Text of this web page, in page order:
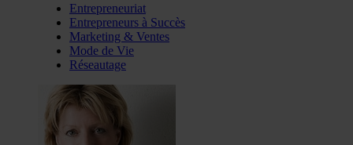
Entrepreneuriat
Entrepreneurs à Succès
Marketing & Ventes
Mode de Vie
Réseautage